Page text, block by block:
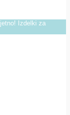
Izdelki za